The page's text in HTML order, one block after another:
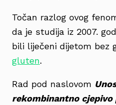
Točan razlog ovog
da je studija iz 2007.
bili liječeni dijetom bez
gluten.
Rad pod naslovom
rekombinantno